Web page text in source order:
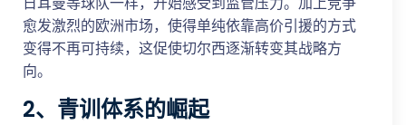
日耳曼等球队一样，开始感受到监管压力。加上竞争
愈发激烈的欧洲市场，使得单纯依靠高价引援的方式
变得不再可持续，这促使切尔西逐渐转变其战略方
向。
2、青训体系的崛起